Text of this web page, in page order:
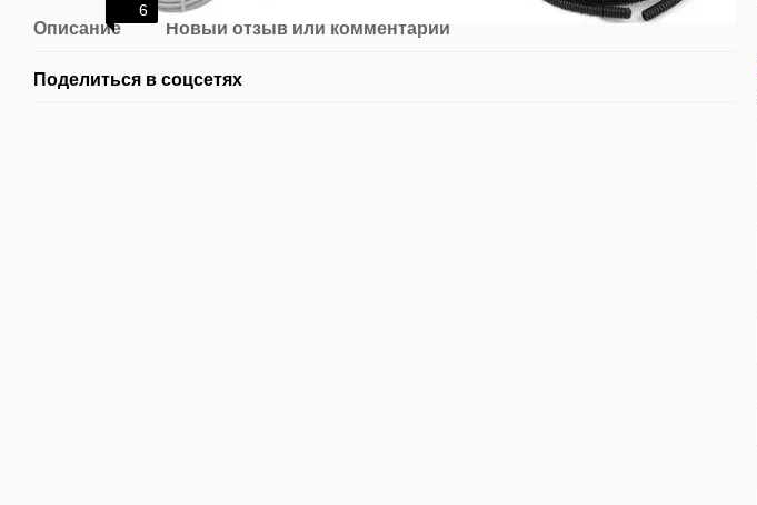
6
Описание Новый отзыв или комментарий
Поделиться в соцсетях